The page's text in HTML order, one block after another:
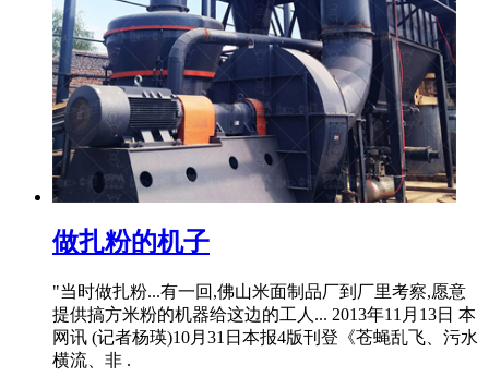
做扎粉的机子
"当时做扎粉...有一回,佛山米面制品厂到厂里考察,愿意
提供搞方米粉的机器给这边的工人... 2013年11月13日 本
网讯 (记者杨瑛)10月31日本报4版刊登《苍蝇乱飞、污水
横流、非 .